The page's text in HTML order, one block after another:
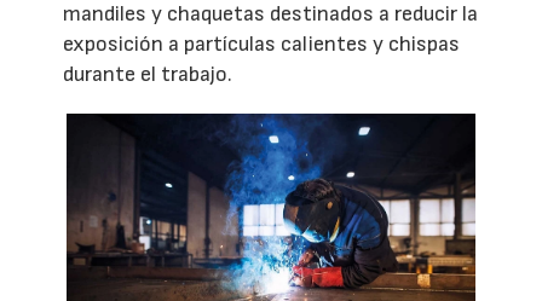
mandiles y chaquetas destinados a reducir la
exposición a partículas calientes y chispas
durante el trabajo.